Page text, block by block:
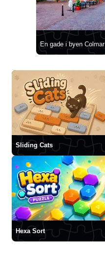
En gade i byen Colmar
Sliding Cats
Hexa Sort